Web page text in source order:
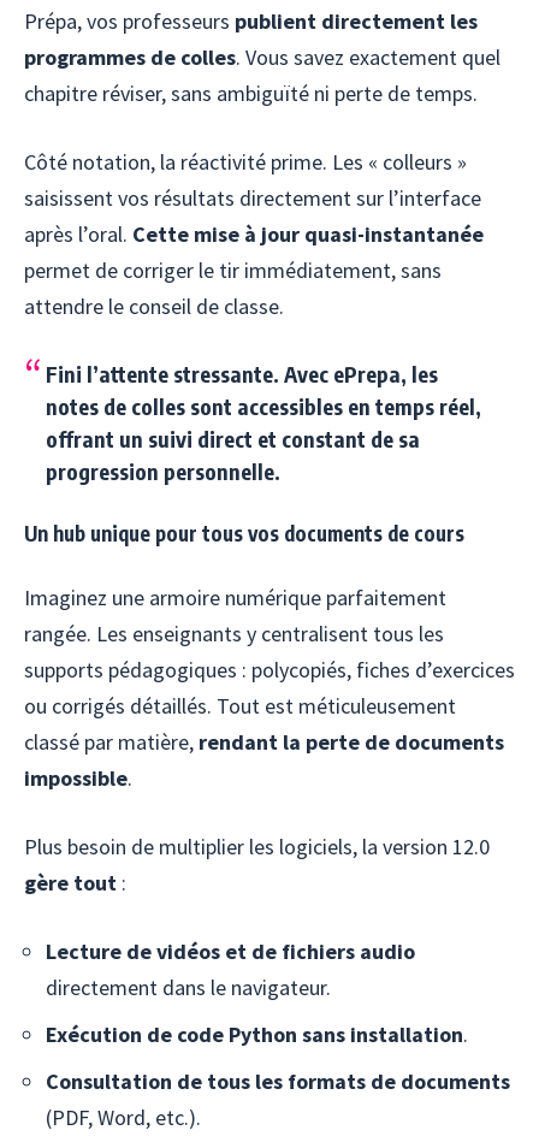
Prépa, vos professeurs publient directement les
programmes de colles. Vous savez exactement quel
chapitre réviser, sans ambiguïté ni perte de temps.
Côté notation, la réactivité prime. Les « colleurs »
saisissent vos résultats directement sur l’interface
après l’oral. Cette mise à jour quasi-instantanée
permet de corriger le tir immédiatement, sans
attendre le conseil de classe.
Fini l’attente stressante. Avec ePrepa, les
notes de colles sont accessibles en temps réel,
offrant un suivi direct et constant de sa
progression personnelle.
Un hub unique pour tous vos documents de cours
Imaginez une armoire numérique parfaitement
rangée. Les enseignants y centralisent tous les
supports pédagogiques : polycopiés, fiches d’exercices
ou corrigés détaillés. Tout est méticuleusement
classé par matière, rendant la perte de documents
impossible.
Plus besoin de multiplier les logiciels, la version 12.0
gère tout :
Lecture de vidéos et de fichiers audio
directement dans le navigateur.
Exécution de code Python sans installation.
Consultation de tous les formats de documents
(PDF, Word, etc.).